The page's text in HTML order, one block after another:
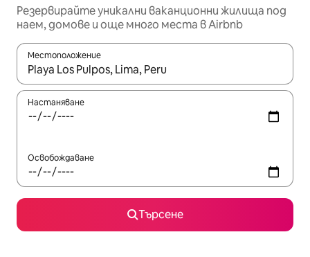
Резервирайте уникални ваканционни жилища под
наем, домове и още много места в Airbnb
Местоположение
Когато резултатите се покажат, използвайте
Настаняване
Освобождаване
Търсене